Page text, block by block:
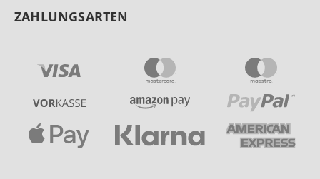
ZAHLUNGSARTEN